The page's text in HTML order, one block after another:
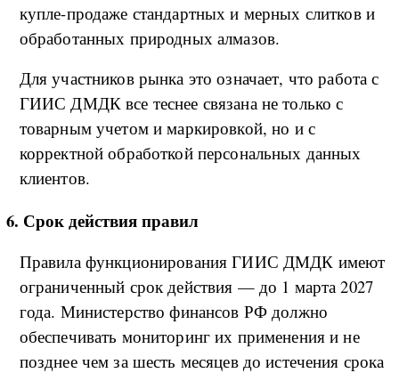
купле-продаже стандартных и мерных слитков и
обработанных природных алмазов.
Для участников рынка это означает, что работа с
ГИИС ДМДК все теснее связана не только с
товарным учетом и маркировкой, но и с
корректной обработкой персональных данных
клиентов.
6. Срок действия правил
Правила функционирования ГИИС ДМДК имеют
ограниченный срок действия — до 1 марта 2027
года. Министерство финансов РФ должно
обеспечивать мониторинг их применения и не
позднее чем за шесть месяцев до истечения срока